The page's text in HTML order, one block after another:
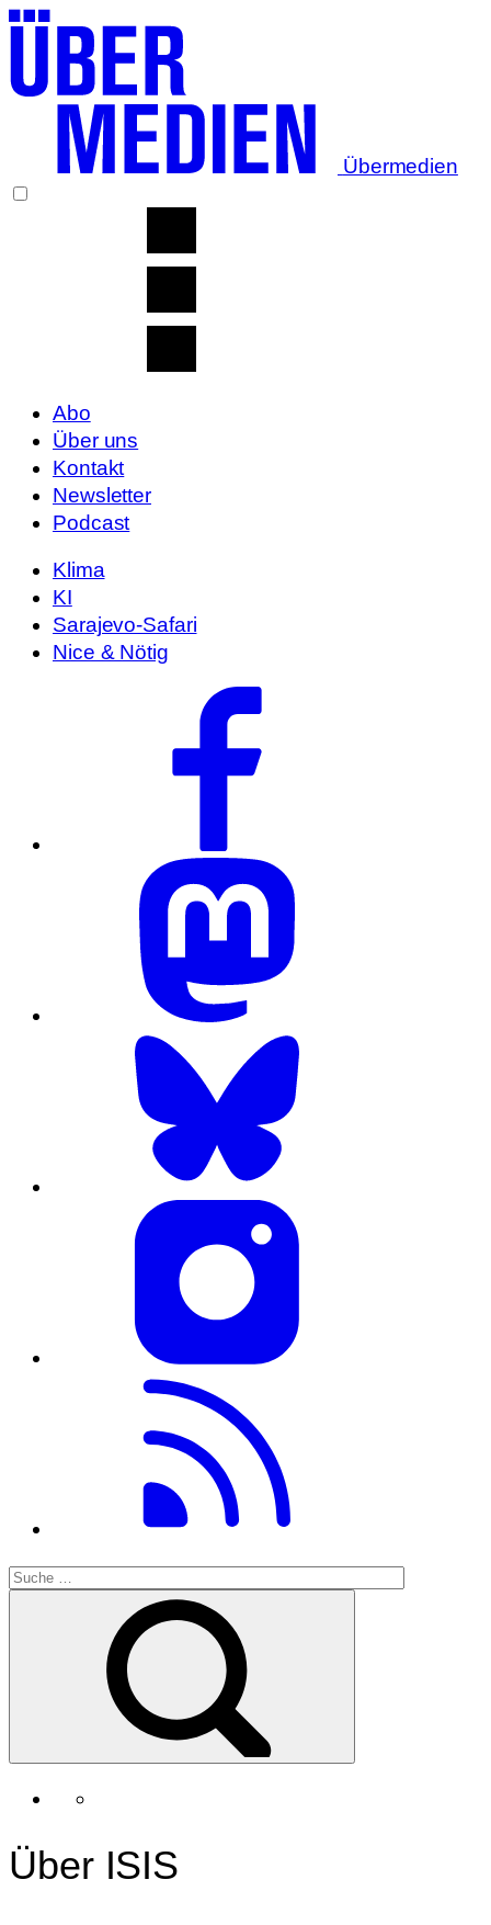
Übermedien
Abo
Über uns
Kontakt
Newsletter
Podcast
Klima
KI
Sarajevo-Safari
Nice & Nötig
Über ISIS